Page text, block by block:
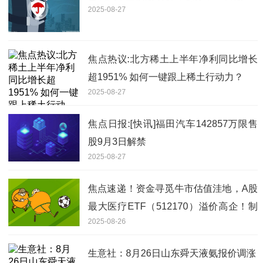
2025-08-27
焦点热议:北方稀土上半年净利同比增长
超1951% 如何一键跟上稀土行动力？
2025-08-27
焦点日报:[快讯]福田汽车142857万限售
股9月3日解禁
2025-08-27
焦点速递！资金寻觅牛市估值洼地，A股
最大医疗ETF（512170）溢价高企！制
药板块基本面坚挺，多股中报业绩翻倍
2025-08-26
生意社：8月26日山东舜天液氨报价调涨